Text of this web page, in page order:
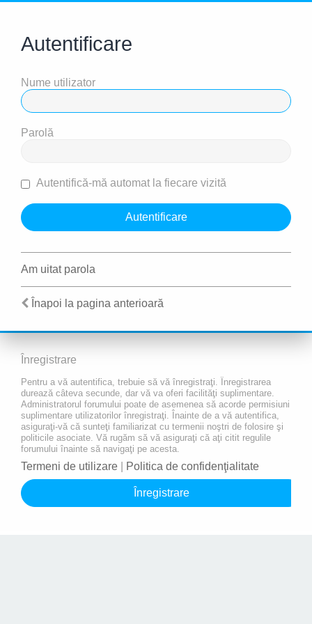
Autentificare
Nume utilizator
Parolă
Autentifică-mă automat la fiecare vizită
Am uitat parola
Înapoi la pagina anterioară
Înregistrare
Pentru a vă autentifica, trebuie să vă înregistraţi. Înregistrarea
durează câteva secunde, dar vă va oferi facilităţi suplimentare.
Administratorul forumului poate de asemenea să acorde permisiuni
suplimentare utilizatorilor înregistraţi. Înainte de a vă autentifica,
asiguraţi-vă că sunteţi familiarizat cu termenii noştri de folosire şi
politicile asociate. Vă rugăm să vă asiguraţi că aţi citit regulile
forumului înainte să navigaţi pe acesta.
Termeni de utilizare Politica de confidenţialitate
Înregistrare